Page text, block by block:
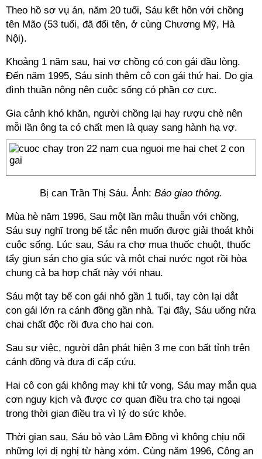
Theo hồ sơ vụ án, năm 20 tuổi, Sáu kết hôn với chồng
tên Mão (53 tuổi, đã đổi tên, ở cùng Chương Mỹ, Hà
Nội).
Khoảng 1 năm sau, hai vợ chồng có con gái đầu lòng.
Đến năm 1995, Sáu sinh thêm cô con gái thứ hai. Do gia
đình thuần nông nên cuộc sống có phần cơ cực.
Gia cảnh khó khăn, người chồng lại hay rượu chè nên
mỗi lần ông ta có chất men là quay sang hành hạ vợ.
Bị can Trần Thị Sáu. Ảnh: Báo giao thông.
Mùa hè năm 1996, Sau một lần mâu thuẫn với chồng,
Sáu suy nghĩ trong bế tắc nên muốn được giải thoát khỏi
cuộc sống. Lúc sau, Sáu ra chợ mua thuốc chuột, thuốc
tẩy giun sán cho gia súc và một chai nước ngọt rồi hòa
chung cả ba hợp chất này với nhau.
Sáu một tay bế con gái nhỏ gần 1 tuổi, tay còn lại dắt
con gái lớn ra cánh đồng gần nhà. Tại đây, Sáu uống nửa
chai chất độc rồi đưa cho hai con.
Sau sự việc, người dân phát hiện 3 mẹ con bất tỉnh trên
cánh đồng và đưa đi cấp cứu.
Hai cô con gái không may khi tử vong, Sáu may mắn qua
cơn nguy kịch và được cơ quan điều tra cho tại ngoại
trong thời gian điều tra vì lý do sức khỏe.
Thời gian sau, Sáu bỏ vào Lâm Đồng vì không chịu nổi
những lợi dị nghị từ hàng xóm. Cùng năm 1996, Công an